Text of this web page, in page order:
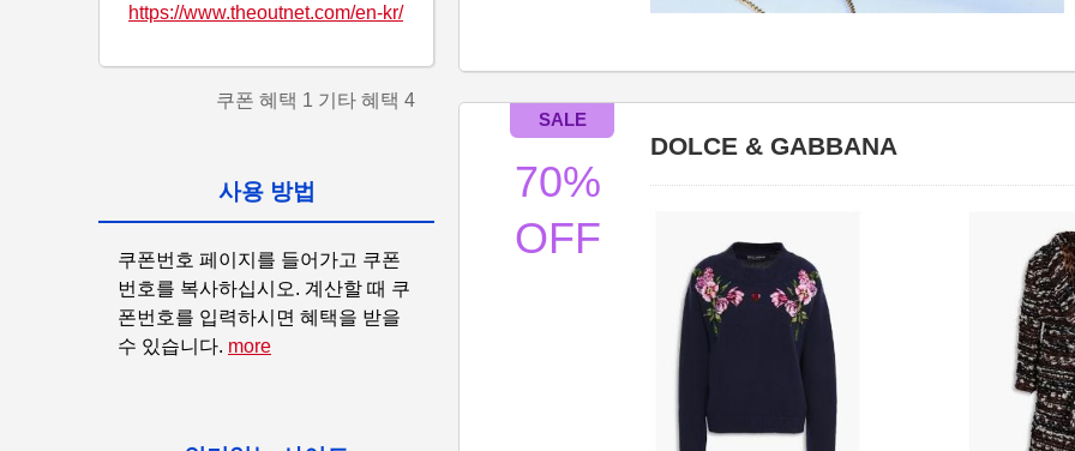
70%
OFF
DOLCE & GABBANA
https://www.theoutnet.com/en-kr/
쿠폰 혜택 1 기타 혜택 4
사용 방법
쿠폰번호 페이지를 들어가고 쿠폰
번호를 복사하십시오. 계산할 때 쿠
폰번호를 입력하시면 혜택을 받을
수 있습니다. more